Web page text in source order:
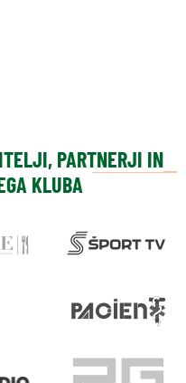
PARTNERJI IN
KLUBA